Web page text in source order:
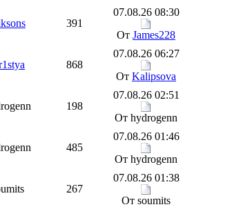
391
07.08.26 08:30
От James228
868
07.08.26 06:27
От Kalipsova
198
07.08.26 02:51
От hydrogenn
485
07.08.26 01:46
От hydrogenn
267
07.08.26 01:38
От soumits